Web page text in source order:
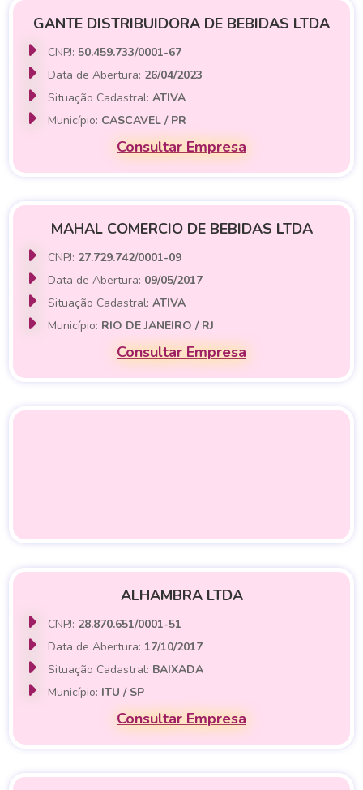
GANTE DISTRIBUIDORA DE BEBIDAS LTDA
CNPJ: 50.459.733/0001-67
Data de Abertura: 26/04/2023
Situação Cadastral:ATIVA
Município: CASCAVEL / PR
Consultar Empresa
MAHAL COMERCIO DE BEBIDAS LTDA
CNPJ: 27.729.742/0001-09
Data de Abertura: 09/05/2017
Situação Cadastral:ATIVA
Município: RIO DE JANEIRO / RJ
Consultar Empresa
ALHAMBRA LTDA
CNPJ: 28.870.651/0001-51
Data de Abertura: 17/10/2017
Situação Cadastral: BAIXADA
Município: ITU / SP
Consultar Empresa